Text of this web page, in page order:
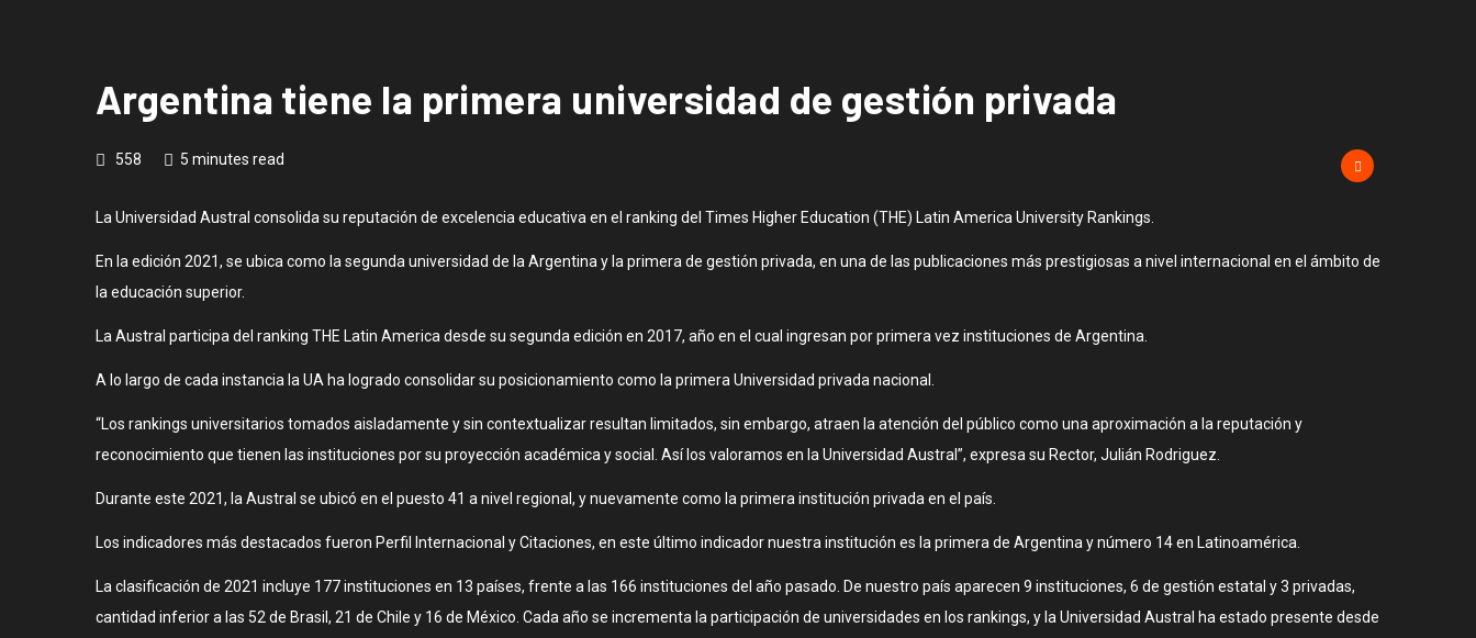
Argentina tiene la primera universidad de gestión privada
558 5 minutes read
La Universidad Austral consolida su reputación de excelencia educativa en el ranking del Times Higher Education (THE) Latin America University Rankings.
En la edición 2021, se ubica como la segunda universidad de la Argentina y la primera de gestión privada, en una de las publicaciones más prestigiosas a nivel internacional en el ámbito de
la educación superior.
La Austral participa del ranking THE Latin America desde su segunda edición en 2017, año en el cual ingresan por primera vez instituciones de Argentina.
A lo largo de cada instancia la UA ha logrado consolidar su posicionamiento como la primera Universidad privada nacional.
“Los rankings universitarios tomados aisladamente y sin contextualizar resultan limitados, sin embargo, atraen la atención del público como una aproximación a la reputación y
reconocimiento que tienen las instituciones por su proyección académica y social. Así los valoramos en la Universidad Austral”, expresa su Rector, Julián Rodriguez.
Durante este 2021, la Austral se ubicó en el puesto 41 a nivel regional, y nuevamente como la primera institución privada en el país.
Los indicadores más destacados fueron Perfil Internacional y Citaciones, en este último indicador nuestra institución es la primera de Argentina y número 14 en Latinoamérica.
La clasificación de 2021 incluye 177 instituciones en 13 países, frente a las 166 instituciones del año pasado. De nuestro país aparecen 9 instituciones, 6 de gestión estatal y 3 privadas,
cantidad inferior a las 52 de Brasil, 21 de Chile y 16 de México. Cada año se incrementa la participación de universidades en los rankings, y la Universidad Austral ha estado presente desde